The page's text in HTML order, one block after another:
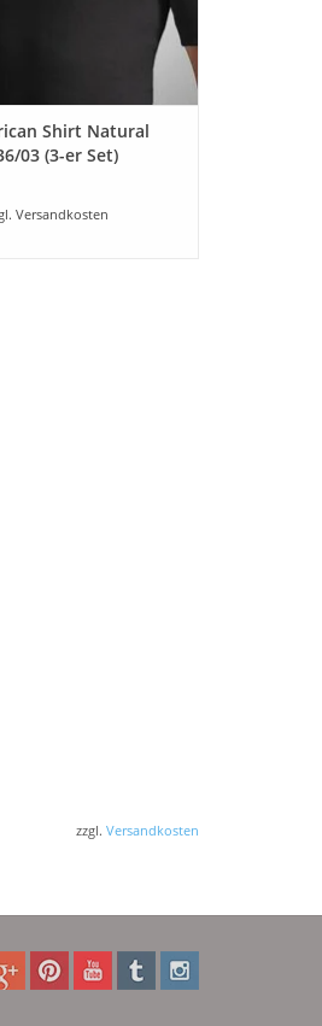
Shirt Natural
03 (3-er Set)
Versandkosten
zzgl. Versandkosten